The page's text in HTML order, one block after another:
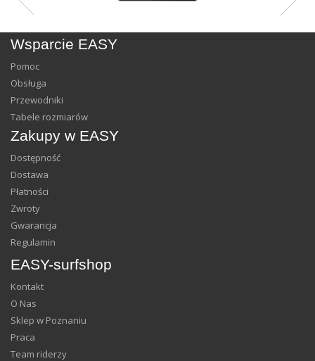
Wsparcie EASY
Pomoc
Obsługa
Przewodniki
Tabele rozmiarów
Zakupy w EASY
Dostępność
Dostawa
Płatności
Zwroty
Gwarancja
Regulamin
EASY-surfshop
Kontakt
O Nas
Sklep w Poznaniu
Praca
Team riderzy